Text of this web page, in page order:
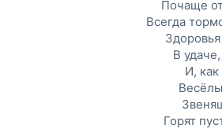
Почаще
Всегда
В
И,
Горят